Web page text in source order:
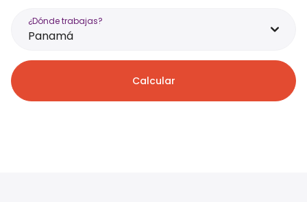
¿Dónde trabajas?
Panamá
Calcular